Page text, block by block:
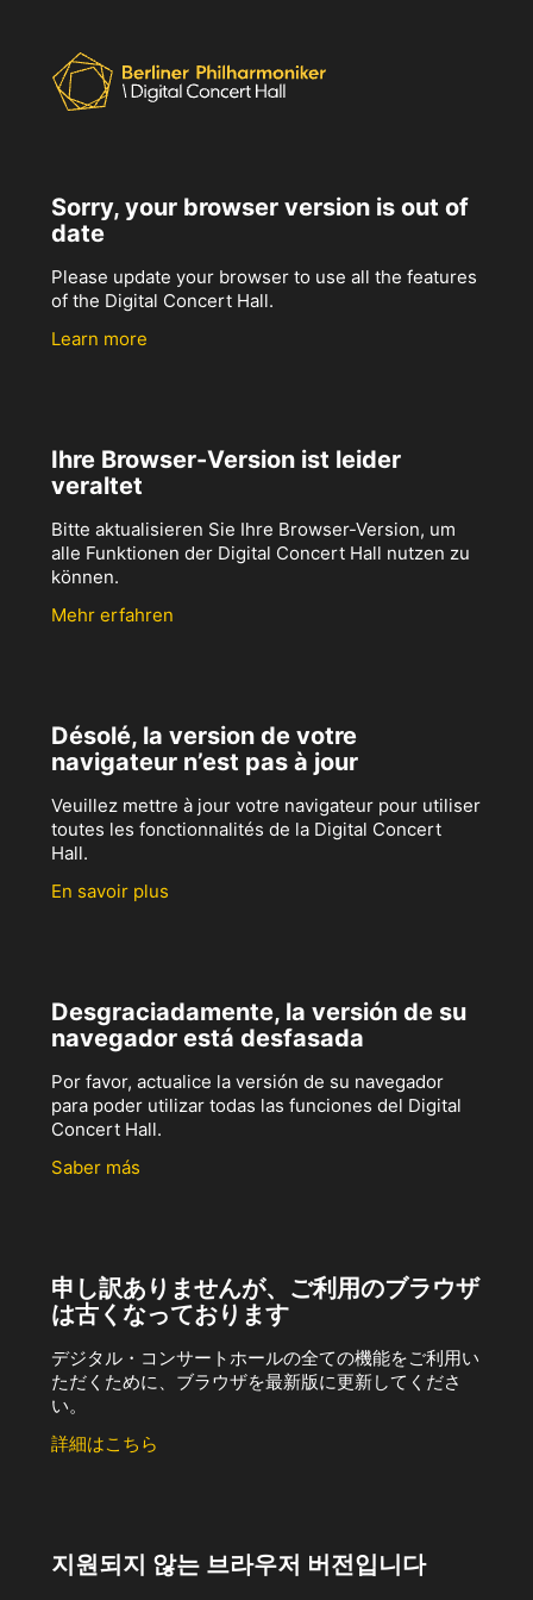
Sorry, your browser version is out of
date
Please update your browser to use all the features
of the Digital Concert Hall.
Learn more
Ihre Browser-Version ist leider
veraltet
Bitte aktualisieren Sie Ihre Browser-Version, um
alle Funktionen der Digital Concert Hall nutzen zu
können.
Mehr erfahren
Désolé, la version de votre
navigateur n’est pas à jour
Veuillez mettre à jour votre navigateur pour utiliser
toutes les fonctionnalités de la Digital Concert
Hall.
En savoir plus
Desgraciadamente, la versión de su
navegador está desfasada
Por favor, actualice la versión de su navegador
para poder utilizar todas las funciones del Digital
Concert Hall.
Saber más
申し訳ありませんが、ご利用のブラウザ
は古くなっております
デジタル・コンサートホールの全ての機能をご利用い
ただくために、ブラウザを最新版に更新してくださ
い。
詳細はこちら
지원되지 않는 브라우저 버전입니다